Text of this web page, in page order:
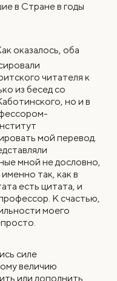
в Стране в годы
оказалось, оба
читателя к
из бесед со
но и в
мой перевод.
мной не дословно,
так, как в
есть цитата, и
К счастью,
моего
силе
величию
или дополнить